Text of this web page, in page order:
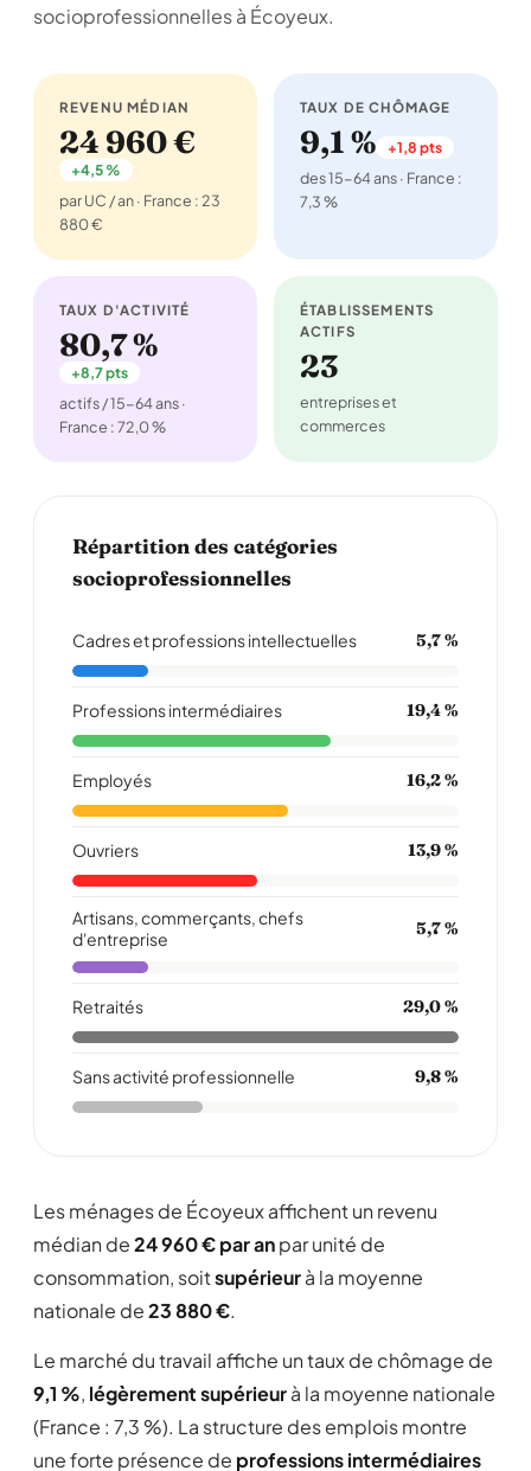
socioprofessionnelles à Écoyeux.
REVENU MÉDIAN
24 960 €
+4,5 %
par UC / an · France : 23
880 €
TAUX DE CHÔMAGE
9,1 % +1,8 pts
des 15-64 ans · France :
7,3 %
TAUX D'ACTIVITÉ
80,7 %
+8,7 pts
actifs / 15-64 ans ·
France : 72,0 %
ÉTABLISSEMENTS
ACTIFS
23
entreprises et
commerces
Répartition des catégories
socioprofessionnelles
Cadres et professions intellectuelles 5,7 %
Professions intermédiaires 19,4 %
Employés 16,2 %
Ouvriers 13,9 %
Artisans, commerçants, chefs
d'entreprise
5,7 %
Retraités 29,0 %
Sans activité professionnelle 9,8 %
Les ménages de Écoyeux affichent un revenu
médian de24 960 € par anpar unité de
consommation, soitsupérieurà la moyenne
nationale de23 880 €.
Le marché du travail affiche un taux de chômage de
9,1 %, légèrement supérieurà la moyenne nationale
(France : 7,3 %). La structure des emplois montre
une forte présence de professions intermédiaires